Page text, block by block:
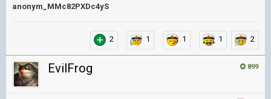
anonym_MMc82PXDc4yS
2 1 1 1 2
899
EvilFrog